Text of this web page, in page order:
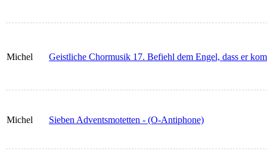
Michel Geistliche Chormusik 17. Befiehl dem Engel, dass er
Michel Sieben Adventsmotetten - (O-Antiphone)